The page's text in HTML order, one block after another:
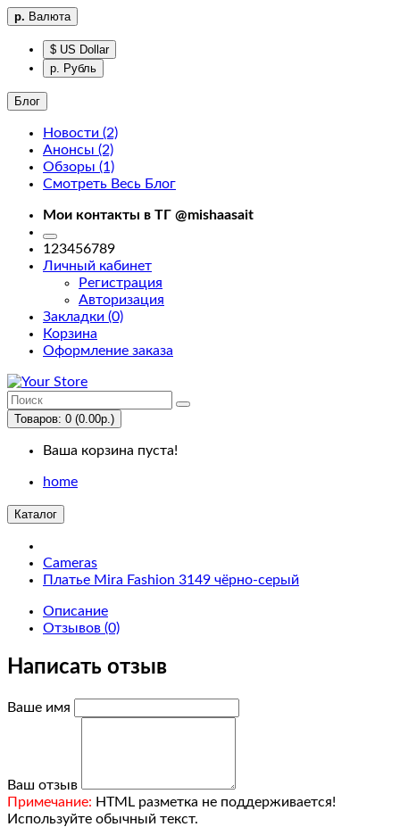
р. Валюта
$ US Dollar
р. Рубль
Блог
Новости (2)
Анонсы (2)
Обзоры (1)
Смотреть Весь Блог
Мои контакты в ТГ @mishaasait
123456789
Личный кабинет
Регистрация
Авторизация
Закладки (0)
Корзина
Оформление заказа
Товаров: 0 (0.00р.)
Ваша корзина пуста!
home
Каталог
Фильтры
Фильтры
home
Доставка
About
Us
Desktops
Laptops
&
Notebooks
Windows
Macs
Monitors
Cameras
Платье Mira Fashion 3149 чёрно-серый
Описание
Отзывов (0)
Написать отзыв
Ваше имя
Ваш отзыв
Примечание: HTML разметка не поддерживается!
Используйте обычный текст.